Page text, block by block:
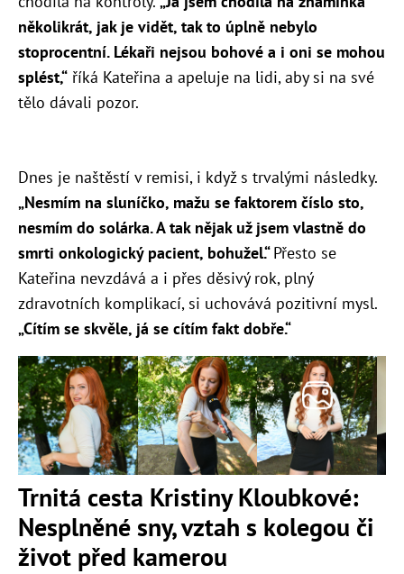
několikrát, jak je vidět, tak to úplně nebylo
stoprocentní. Lékaři nejsou bohové a i oni se mohou
splést,“ říká Kateřina a apeluje na lidi, aby si na své
tělo dávali pozor.
Dnes je naštěstí v remisi, i když s trvalými následky.
„Nesmím na sluníčko, mažu se faktorem číslo sto,
nesmím do solárka. A tak nějak už jsem vlastně do
smrti onkologický pacient, bohužel.“Přesto se
Kateřina nevzdává a i přes děsivý rok, plný
zdravotních komplikací, si uchovává pozitivní mysl.
„Cítím se skvěle, já se cítím fakt dobře.“
Trnitá cesta Kristiny Kloubkové:
Nesplněné sny, vztah s kolegou či
život před kamerou